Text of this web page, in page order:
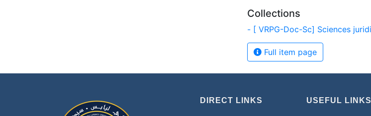
Collections
Full item page
DIRECT LINKS USEFUL LINKS